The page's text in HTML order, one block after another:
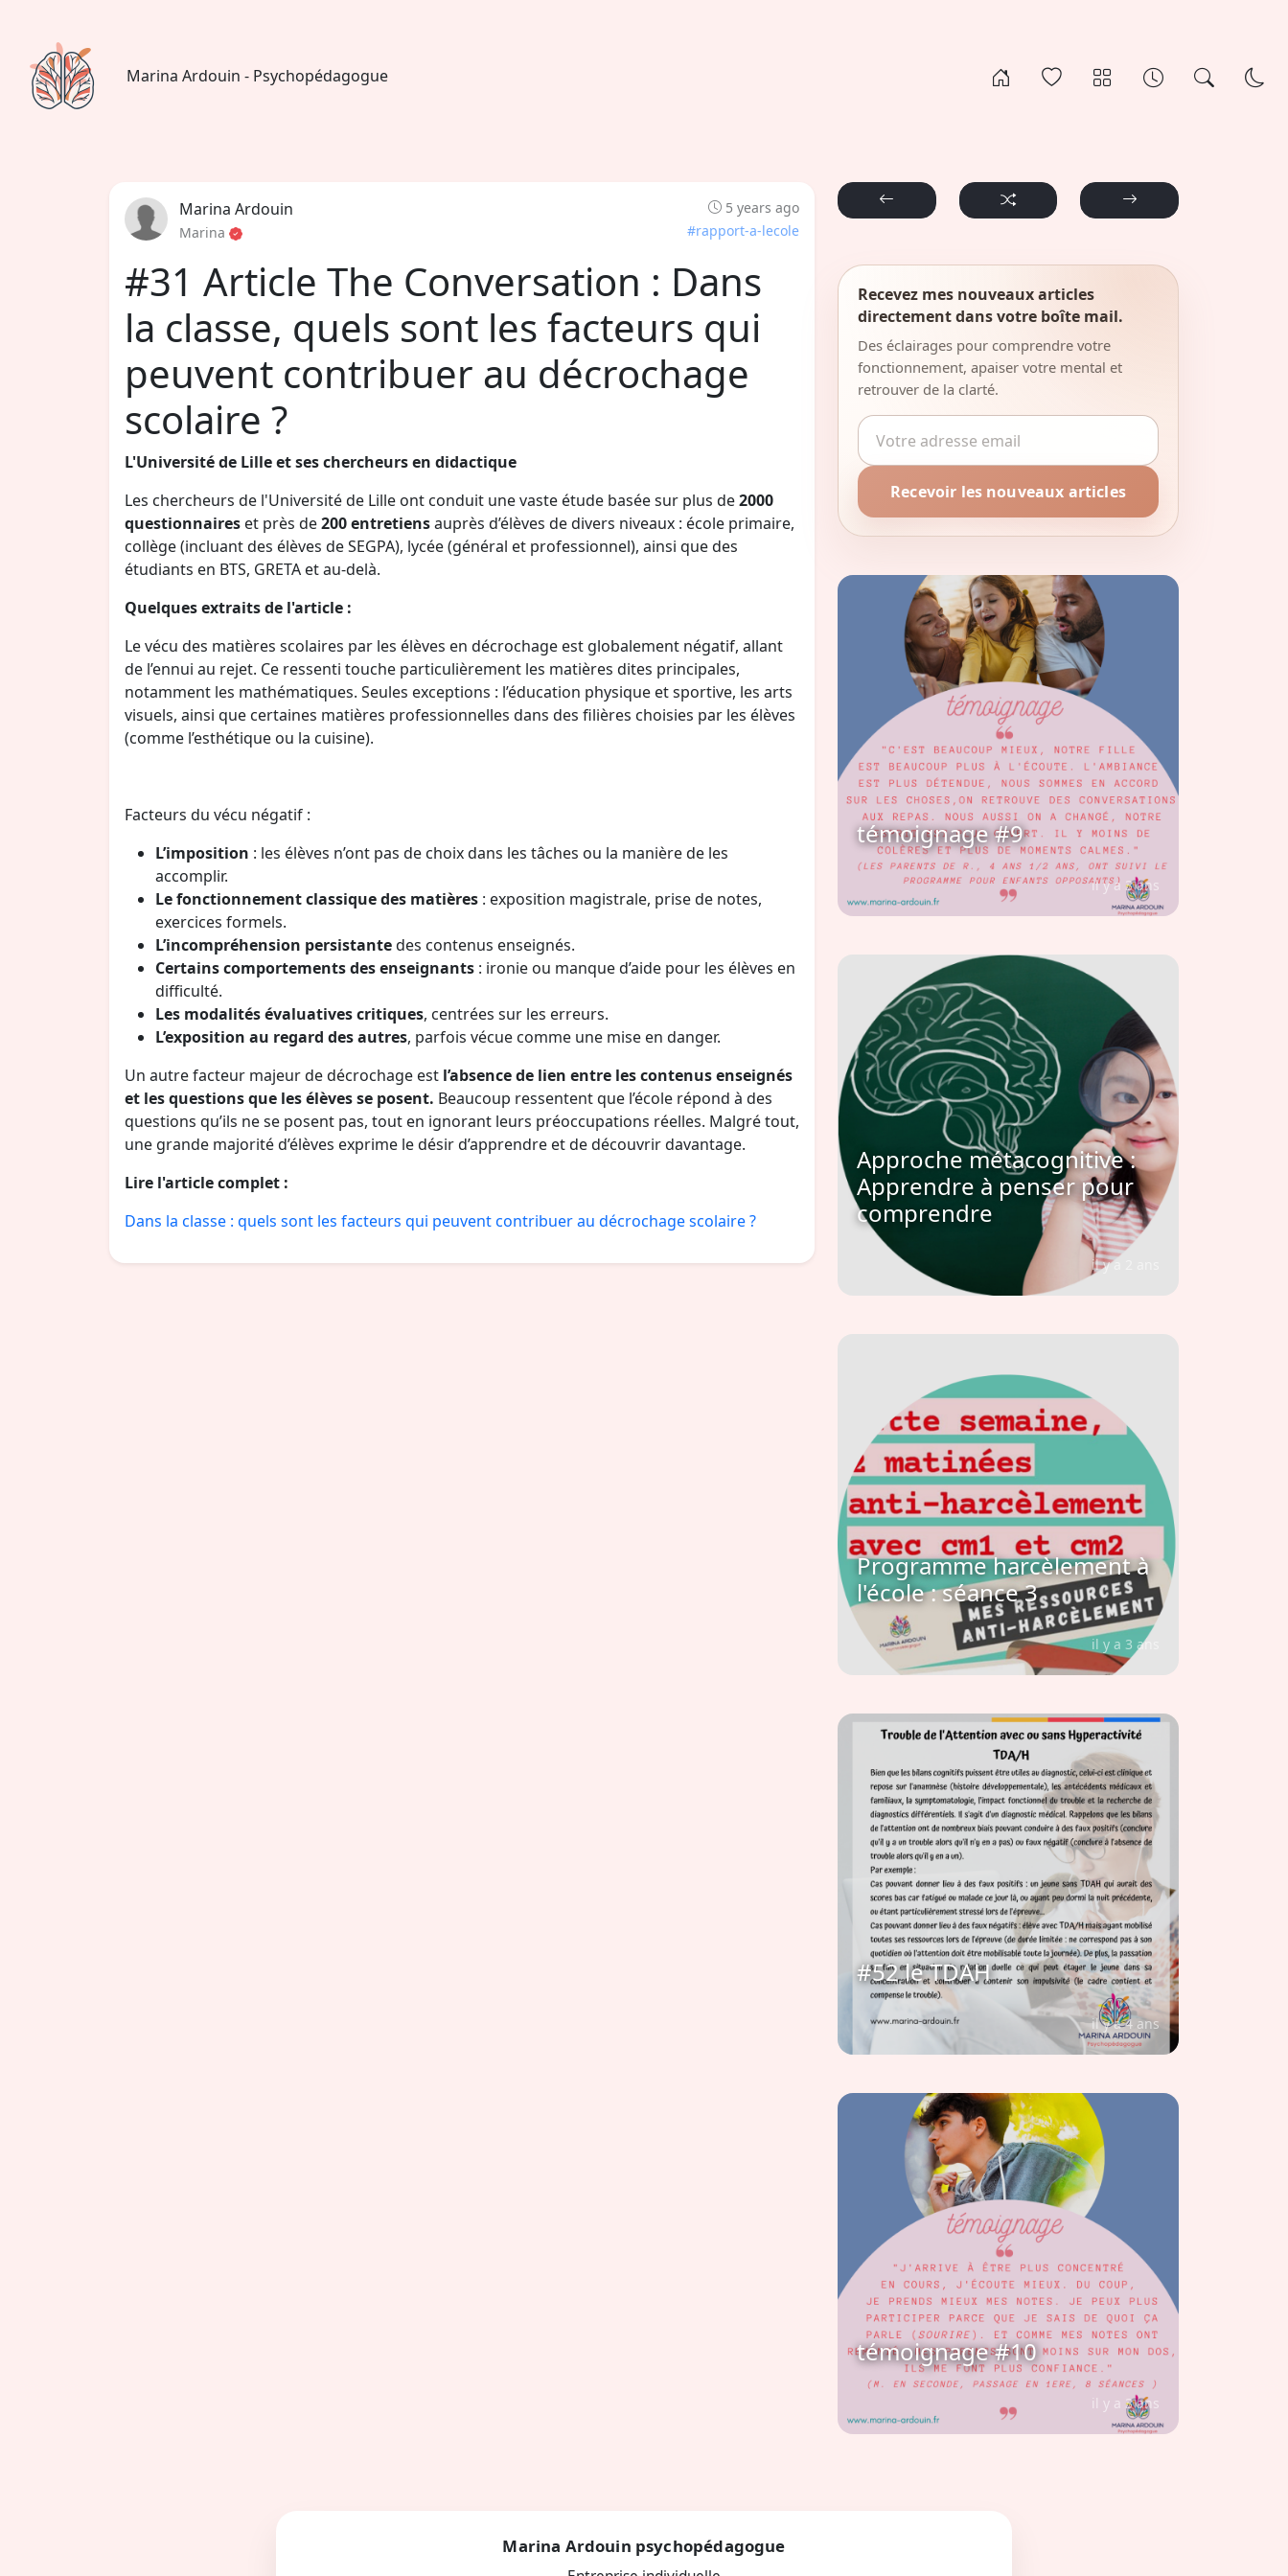
Marina Ardouin - Psychopédagogue
Marina Ardouin
5 years ago
Marina
#rapport-a-lecole
#31 Article The Conversation : Dans
la classe, quels sont les facteurs qui
peuvent contribuer au décrochage
scolaire ?
L'Université de Lille et ses chercheurs en didactique
Les chercheurs de l'Université de Lille ont conduit une vaste étude basée sur plus de2000
questionnaires et près de200 entretiensauprès d’élèves de divers niveaux : école primaire,
collège (incluant des élèves de SEGPA), lycée (général et professionnel), ainsi que des
étudiants en BTS, GRETA et au-delà.
Quelques extraits de l'article :
Le vécu des matières scolaires par les élèves en décrochage est globalement négatif, allant
de l’ennui au rejet. Ce ressenti touche particulièrement les matières dites principales,
notamment les mathématiques. Seules exceptions : l’éducation physique et sportive, les arts
visuels, ainsi que certaines matières professionnelles dans des filières choisies par les élèves
(comme l’esthétique ou la cuisine).
Facteurs du vécu négatif :
L’imposition : les élèves n’ont pas de choix dans les tâches ou la manière de les
accomplir.
Le fonctionnement classique des matières : exposition magistrale, prise de notes,
exercices formels.
L’incompréhension persistantedes contenus enseignés.
Certains comportements des enseignants : ironie ou manque d’aide pour les élèves en
difficulté.
Les modalités évaluatives critiques, centrées sur les erreurs.
L’exposition au regard des autres, parfois vécue comme une mise en danger.
Un autre facteur majeur de décrochage est l’absence de lien entre les contenus enseignés
et les questions que les élèves se posent. Beaucoup ressentent que l’école répond à des
questions qu’ils ne se posent pas, tout en ignorant leurs préoccupations réelles. Malgré tout,
une grande majorité d’élèves exprime le désir d’apprendre et de découvrir davantage.
Lire l'article complet :
Dans la classe : quels sont les facteurs qui peuvent contribuer au décrochage scolaire ?
Recevez mes nouveaux articles
directement dans votre boîte mail.
Des éclairages pour comprendre votre
fonctionnement, apaiser votre mental et
retrouver de la clarté.
Adresse email
Recevoir les nouveaux articles
témoignage #9
il y a 3 ans
Approche métacognitive :
Apprendre à penser pour
comprendre
il y a 2 ans
Programme harcèlement à
l'école : séance 3
il y a 3 ans
#52 le TDAH
il y a 4 ans
témoignage #10
il y a 3 ans
Marina Ardouin psychopédagogue